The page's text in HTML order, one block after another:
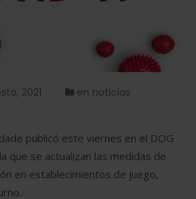
2021 en noticias
publicó este viernes en el DOG
que se actualizan las medidas de
en establecimientos de juego,